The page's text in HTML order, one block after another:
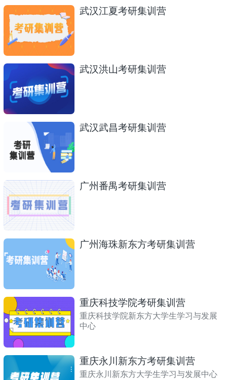
武汉江夏考研集训营
武汉洪山考研集训营
武汉武昌考研集训营
广州番禺考研集训营
广州海珠新东方考研集训营
重庆科技学院考研集训营
重庆科技学院新东方大学生学习与发展
中心
重庆永川新东方考研集训营
重庆永川新东方大学生学习与发展中心